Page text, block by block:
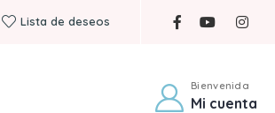
Lista de deseos
Bienvenida
Mi cuenta